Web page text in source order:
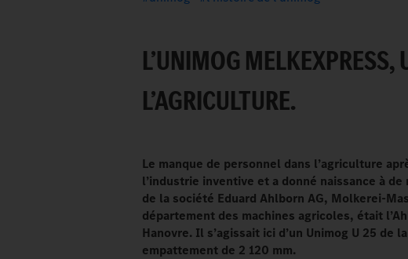
L’UNIMOG MELKEXPRESS,
L’AGRICULTURE.
Le manque de personnel dans l’agriculture
l’industrie inventive et a donné naissance à
de la société Eduard Ahlborn AG, Molkerei-
département des machines agricoles, était
Hanovre. Il s’agissait ici d’un Unimog U 25
empattement de 2 120 mm.